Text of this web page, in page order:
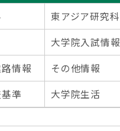
東アジア研究科
大学院入試情報
情報
その他情報
準
大学院生活